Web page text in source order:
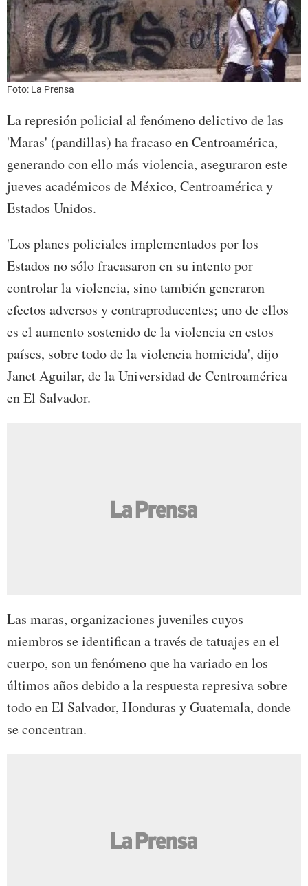
Foto: La Prensa
La represión policial al fenómeno delictivo de las
'Maras' (pandillas) ha fracaso en Centroamérica,
generando con ello más violencia, aseguraron este
jueves académicos de México, Centroamérica y
Estados Unidos.
'Los planes policiales implementados por los
Estados no sólo fracasaron en su intento por
controlar la violencia, sino también generaron
efectos adversos y contraproducentes; uno de ellos
es el aumento sostenido de la violencia en estos
países, sobre todo de la violencia homicida', dijo
Janet Aguilar, de la Universidad de Centroamérica
en El Salvador.
Las maras, organizaciones juveniles cuyos
miembros se identifican a través de tatuajes en el
cuerpo, son un fenómeno que ha variado en los
últimos años debido a la respuesta represiva sobre
todo en El Salvador, Honduras y Guatemala, donde
se concentran.